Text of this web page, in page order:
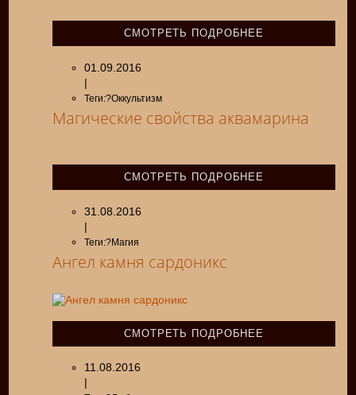
СМОТРЕТЬ ПОДРОБНЕЕ
01.09.2016
|
Теги:?Оккультизм
Магические свойства аквамарина
СМОТРЕТЬ ПОДРОБНЕЕ
31.08.2016
|
Теги:?Магия
Ангел камня сардоникс
СМОТРЕТЬ ПОДРОБНЕЕ
11.08.2016
|